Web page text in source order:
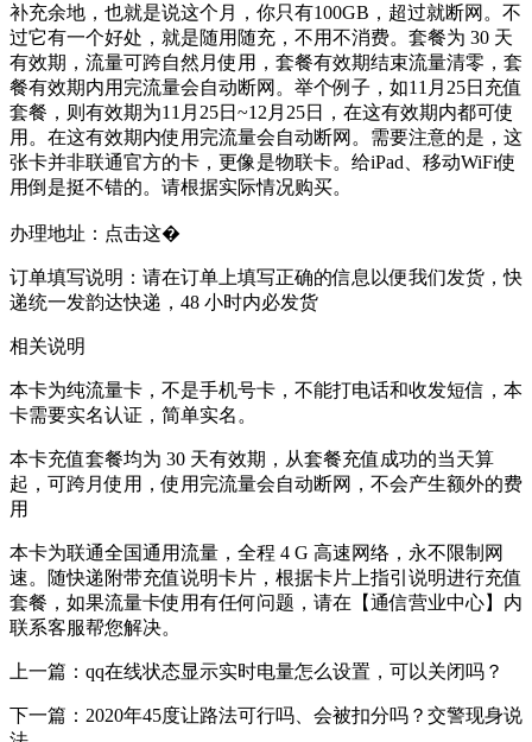
补充余地，也就是说这个月，你只有100GB，超过就断网。不
过它有一个好处，就是随用随充，不用不消费。套餐为 30 天
有效期，流量可跨自然月使用，套餐有效期结束流量清零，套
餐有效期内用完流量会自动断网。举个例子，如11月25日充值
套餐，则有效期为11月25日~12月25日，在这有效期内都可使
用。在这有效期内使用完流量会自动断网。需要注意的是，这
张卡并非联通官方的卡，更像是物联卡。给iPad、移动WiFi使
用倒是挺不错的。请根据实际情况购买。
办理地址：点击这�
订单填写说明：请在订单上填写正确的信息以便我们发货，快
递统一发韵达快递，48 小时内必发货
相关说明
本卡为纯流量卡，不是手机号卡，不能打电话和收发短信，本
卡需要实名认证，简单实名。
本卡充值套餐均为 30 天有效期，从套餐充值成功的当天算
起，可跨月使用，使用完流量会自动断网，不会产生额外的费
用
本卡为联通全国通用流量，全程 4 G 高速网络，永不限制网
速。随快递附带充值说明卡片，根据卡片上指引说明进行充值
套餐，如果流量卡使用有任何问题，请在【通信营业中心】内
联系客服帮您解决。
上一篇：qq在线状态显示实时电量怎么设置，可以关闭吗？
下一篇：2020年45度让路法可行吗、会被扣分吗？交警现身说